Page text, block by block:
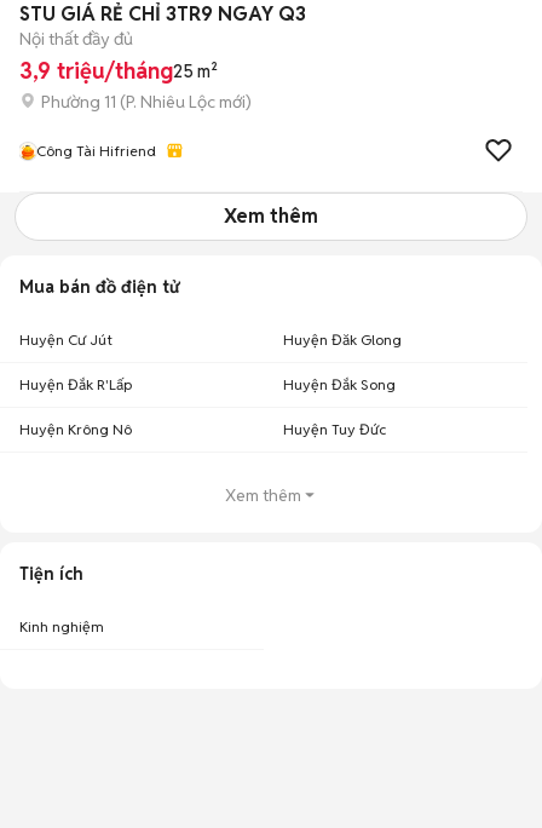
STU GIÁ RẺ CHỈ 3TR9 NGAY Q3
Nội thất đầy đủ
3,9 triệu/tháng25 m²
Phường 11 (P. Nhiêu Lộc mới)
Công Tài Hifriend
Xem thêm
Mua bán đồ điện tử
Huyện Cư Jút Huyện Đăk Glong
Huyện Đắk R'Lấp Huyện Đắk Song
Huyện Krông Nô Huyện Tuy Đức
Xem thêm
Tiện ích
Kinh nghiệm